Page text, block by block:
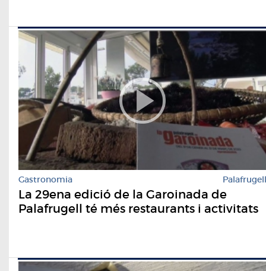
Gastronomia Palafrugell
La 29ena edició de la Garoinada de
Palafrugell té més restaurants i activitats